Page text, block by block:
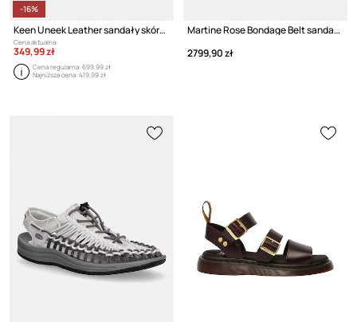
-16%
Keen Uneek Leather sandały skórzane
Cena aktualna:
349,99 zł
Cena regularna:699,99 zł
Najniższa cena:419,99 zł
Martine Rose Bondage Belt sandały męskie skórzane
2799,90 zł